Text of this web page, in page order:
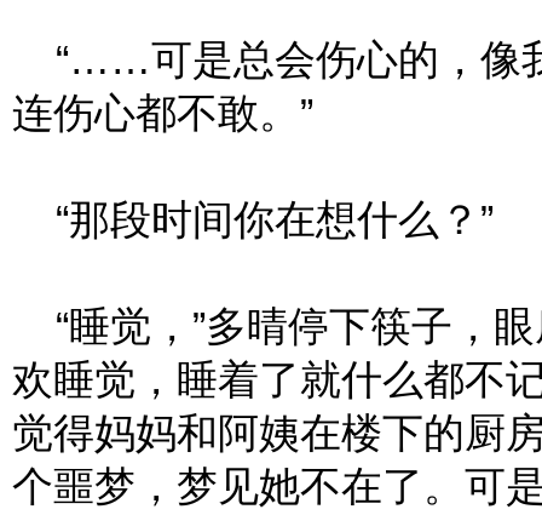
“……可是总会伤心的，像
连伤心都不敢。”
“那段时间你在想什么？”
“睡觉，”多晴停下筷子，
欢睡觉，睡着了就什么都不
觉得妈妈和阿姨在楼下的厨
个噩梦，梦见她不在了。可